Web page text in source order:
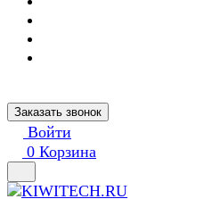
Заказать звонок
Войти
0 Корзина